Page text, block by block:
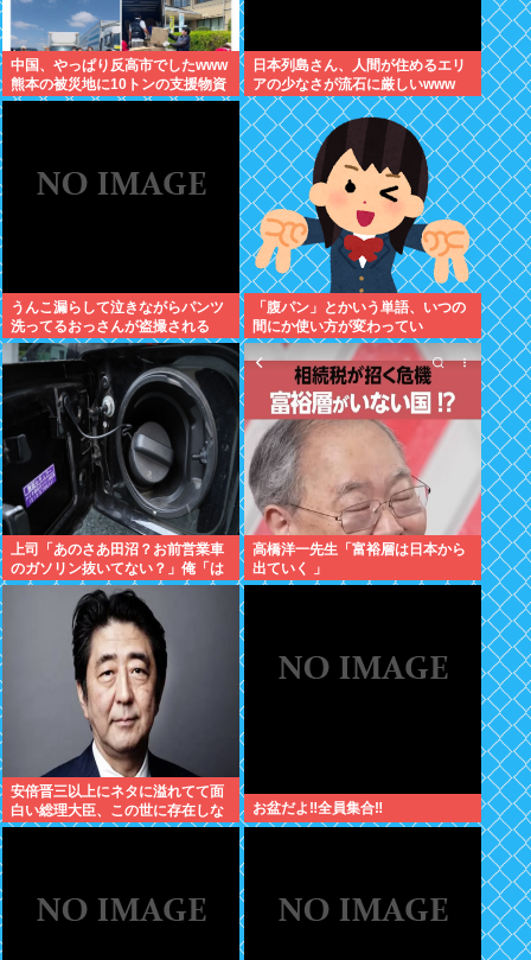
中国、やっぱり反高市でしたwww
熊本の被災地に10トンの支援物資
を輸送…
日本列島さん、人間が住めるエリ
アの少なさが流石に厳しいwww
うんこ漏らして泣きながらパンツ
洗ってるおっさんが盗撮される
「腹パン」とかいう単語、いつの
間にか使い方が変わってい
た・・・・・
上司「あのさあ田沼？お前営業車
のガソリン抜いてない？」俺「は
ぁ？どういうことすか？」上司
「自分の車に入れ替えたりしてな
い？？」⇒結果ｗｗ
高橋洋一先生「富裕層は日本から
出ていく 」
安倍晋三以上にネタに溢れてて面
白い総理大臣、この世に存在しな
い説www
お盆だよ‼全員集合‼